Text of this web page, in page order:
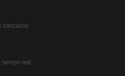
bancarios
tiempo real